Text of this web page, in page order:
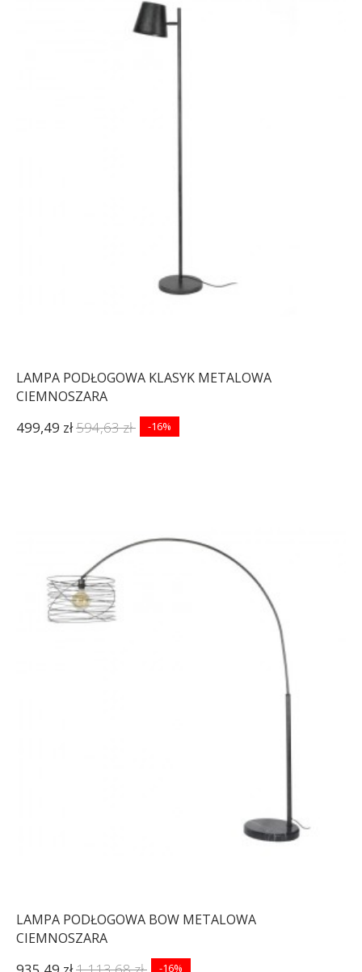
LAMPA PODŁOGOWA KLASYK METALOWA
CIEMNOSZARA
499,49 zł594,63 zł -16%
LAMPA PODŁOGOWA BOW METALOWA
CIEMNOSZARA
-16%